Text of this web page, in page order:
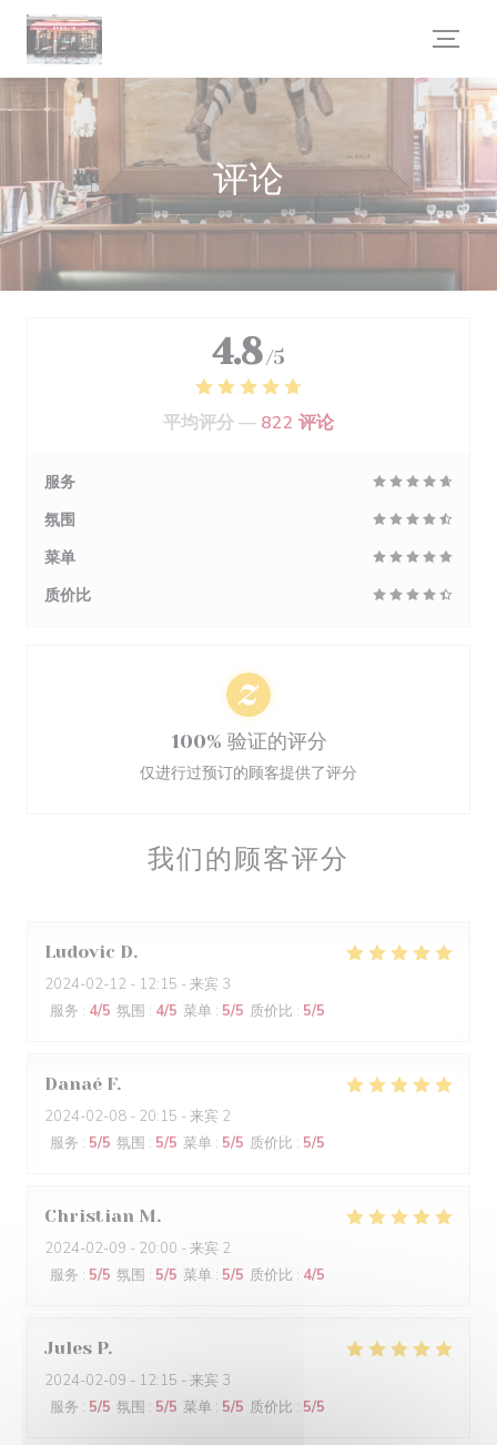
Cookie管理面板
评论
我们的顾客评分
Ludovic D
2024-02-12 - 12:15 - 来宾 3
服务 : 4/5 氛围 : 4/5 菜单 : 5/5 质价比 : 5/5
Danaé F
2024-02-08 - 20:15 - 来宾 2
服务 : 5/5 氛围 : 5/5 菜单 : 5/5 质价比 : 5/5
Christian M
2024-02-09 - 20:00 - 来宾 2
服务 : 5/5 氛围 : 5/5 菜单 : 5/5 质价比 : 4/5
Jules P
2024-02-09 - 12:15 - 来宾 3
服务 : 5/5 氛围 : 5/5 菜单 : 5/5 质价比 : 5/5
4.8 /5
平均评分 — 822 评论
服务
氛围
菜单
质价比
100% 验证的评分
仅进行过预订的顾客提供了评分